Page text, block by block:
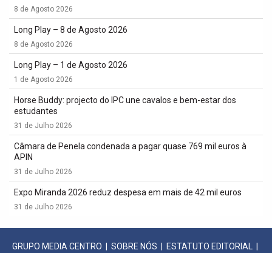
8 de Agosto 2026
Long Play – 8 de Agosto 2026
8 de Agosto 2026
Long Play – 1 de Agosto 2026
1 de Agosto 2026
Horse Buddy: projecto do IPC une cavalos e bem-estar dos
estudantes
31 de Julho 2026
Câmara de Penela condenada a pagar quase 769 mil euros à
APIN
31 de Julho 2026
Expo Miranda 2026 reduz despesa em mais de 42 mil euros
31 de Julho 2026
GRUPO MEDIA CENTRO SOBRE NÓS ESTATUTO EDITORIAL